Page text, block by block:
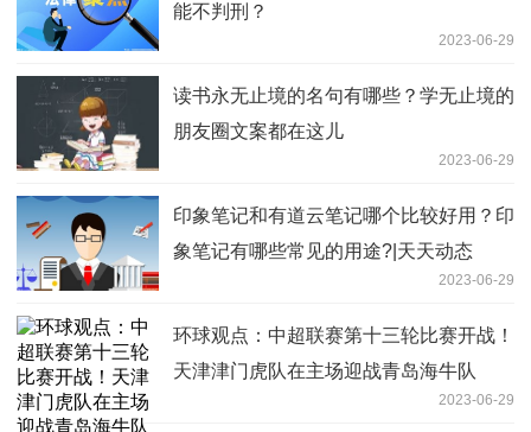
能不判刑？
2023-06-29
读书永无止境的名句有哪些？学无止境的
朋友圈文案都在这儿
2023-06-29
印象笔记和有道云笔记哪个比较好用？印
象笔记有哪些常见的用途?|天天动态
2023-06-29
环球观点：中超联赛第十三轮比赛开战！
天津津门虎队在主场迎战青岛海牛队
2023-06-29